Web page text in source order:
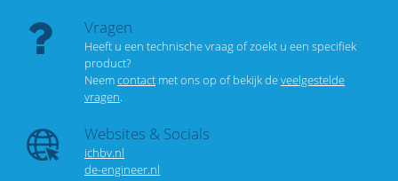
Vragen
Heeft u een technische vraag of zoekt u een specifiek
product?
Neemcontact met ons op of bekijk deveelgestelde
vragen.
Websites & Socials
ichbv.nl
de-engineer.nl